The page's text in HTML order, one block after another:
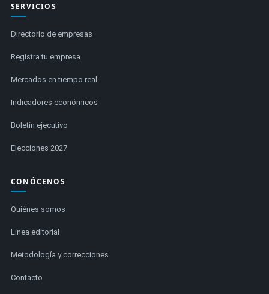
SERVICIOS
Directorio de empresas
Registra tu empresa
Mercados en tiempo real
Indicadores económicos
Boletín ejecutivo
Elecciones 2027
CONÓCENOS
Quiénes somos
Línea editorial
Metodología y correcciones
Contacto